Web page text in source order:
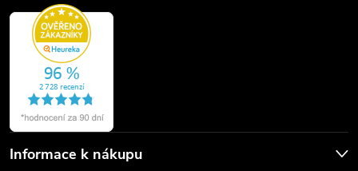
Informace k nákupu